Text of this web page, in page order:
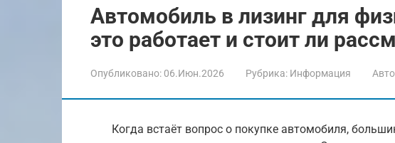
Автомобиль в лизинг для
это работает и стоит ли
Опубликовано: 06.Июн.2026 Рубрика: Информация
Когда встаёт вопрос о покупке автомобиля,